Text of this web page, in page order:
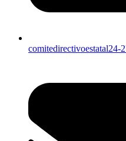
comitedirectivoestatal24-